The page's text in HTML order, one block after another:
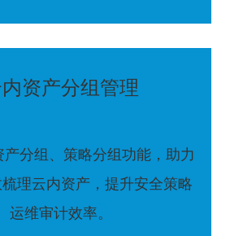
资产分组管理
产分组、策略分组功能，助力
理云内资产，提升安全策略
运维审计效率。